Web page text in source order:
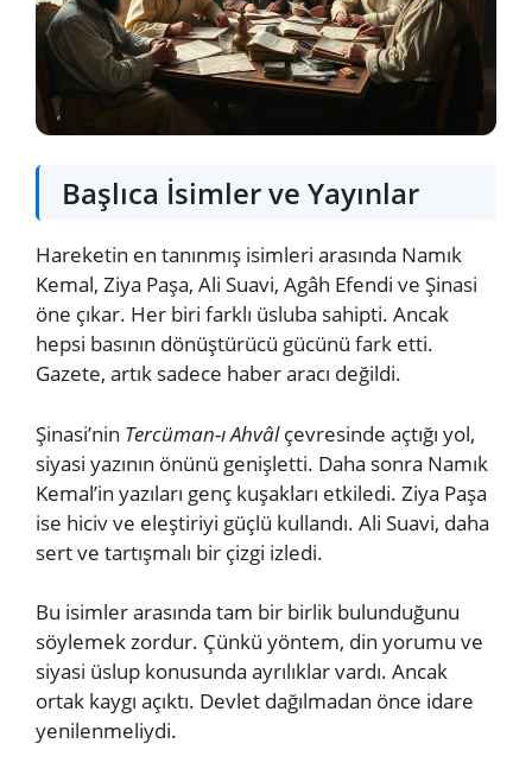
Başlıca İsimler ve Yayınlar
Hareketin en tanınmış isimleri arasında Namık
Kemal, Ziya Paşa, Ali Suavi, Agâh Efendi ve Şinasi
öne çıkar. Her biri farklı üsluba sahipti. Ancak
hepsi basının dönüştürücü gücünü fark etti.
Gazete, artık sadece haber aracı değildi.
Şinasi’nin Tercüman-ı Ahvâlçevresinde açtığı yol,
siyasi yazının önünü genişletti. Daha sonra Namık
Kemal’in yazıları genç kuşakları etkiledi. Ziya Paşa
ise hiciv ve eleştiriyi güçlü kullandı. Ali Suavi, daha
sert ve tartışmalı bir çizgi izledi.
Bu isimler arasında tam bir birlik bulunduğunu
söylemek zordur. Çünkü yöntem, din yorumu ve
siyasi üslup konusunda ayrılıklar vardı. Ancak
ortak kaygı açıktı. Devlet dağılmadan önce idare
yenilenmeliydi.